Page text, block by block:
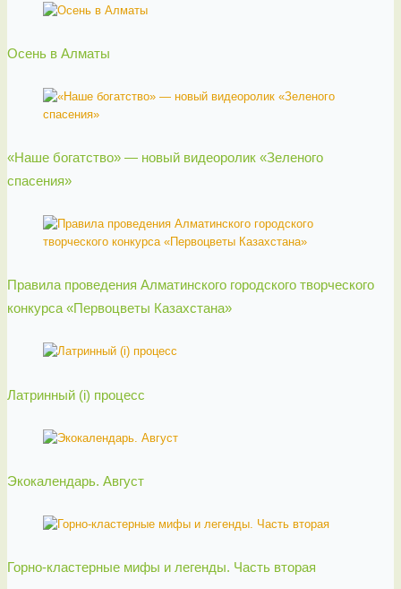
Осень в Алматы
«Наше богатство» — новый видеоролик «Зеленого
спасения»
Правила проведения Алматинского городского творческого
конкурса «Первоцветы Казахстана»
Латринный (i) процесс
Экокалендарь. Август
Горно-кластерные мифы и легенды. Часть вторая